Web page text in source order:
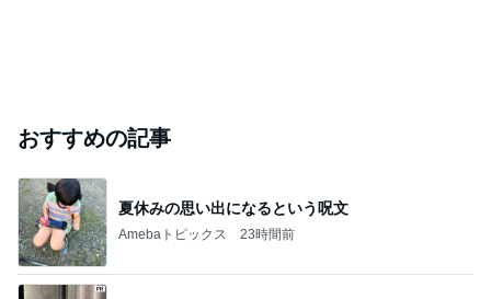
おすすめの記事
夏休みの思い出になるという呪文
Amebaトピックス 23時間前